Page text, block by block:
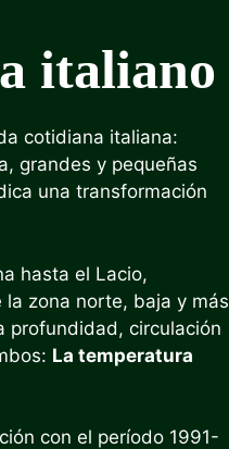
italiano
cotidiana italiana:
grandes y pequeñas
una transformación
hasta el Lacio,
zona norte, baja y más
profundidad, circulación
La temperatura
con el período 1991-